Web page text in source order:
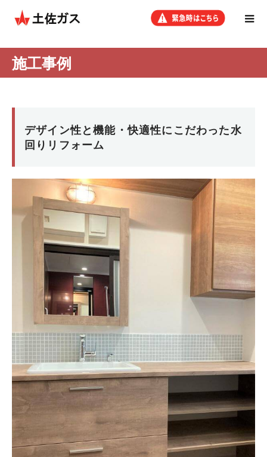
施工事例
デザイン性と機能・快適性にこだわった水
回りリフォーム